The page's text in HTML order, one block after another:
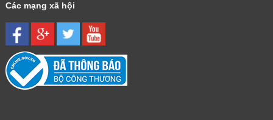
Các mạng xã hội